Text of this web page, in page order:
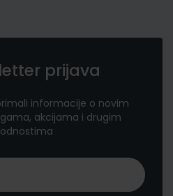
prijava
informacije o novim
akcijama i drugim